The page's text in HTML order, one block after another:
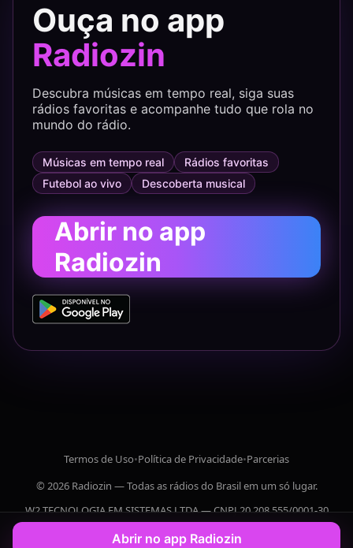
Ouça no app
Radiozin
Descubra músicas em tempo real, siga suas
rádios favoritas e acompanhe tudo que rola no
mundo do rádio.
Músicas em tempo real
Rádios favoritas
Futebol ao vivo
Descoberta musical
Abrir no app
Radiozin
Termos de Uso•Política de Privacidade•Parcerias
© 2026 Radiozin — Todas as rádios do Brasil em um só lugar.
W2 TECNOLOGIA EM SISTEMAS LTDA — CNPJ 20.208.555/0001-30
Abrir no app Radiozin